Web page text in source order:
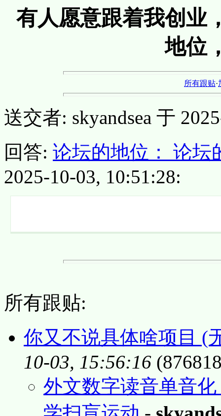
有人愿意跟着我创业
地位
所有跟贴·
送交者: skyandsea 于
回答: 论坛的地位： 论
2025-10-03, 10:51:28:
所有跟贴:
你又不说具体啥项目 (
10-03, 15:56:16
外文数字读音单音